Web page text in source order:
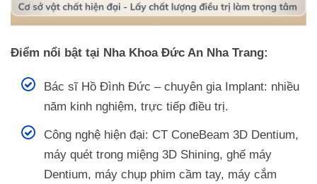
Điểm nổi bật tại Nha Khoa Đức An Nha Trang:
Bác sĩ Hồ Đình Đức – chuyên gia Implant: nhiều
năm kinh nghiệm, trực tiếp điều trị.
Công nghệ hiện đại: CT ConeBeam 3D Dentium,
máy quét trong miệng 3D Shining, ghế máy
Dentium, máy chụp phim cầm tay, máy cắm